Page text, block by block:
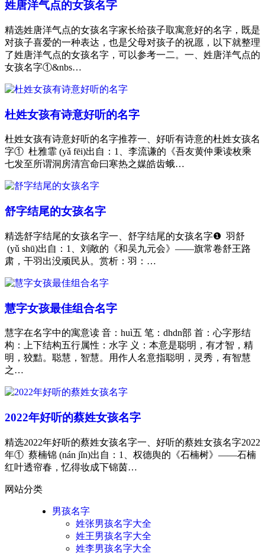
姓唐洋气点的女孩名字
精选姓唐洋气点的女孩名字家长给孩子取寓意好的名字，既是
对孩子喜爱的一种表达，也是父母对孩子的祝愿，以下就整理
了姓唐洋气点的女孩名字，可以参考一二。一、姓唐洋气点的
女孩名字①&nbs…
杜姓女孩有诗意好听的名字
杜姓女孩有诗意好听的名字推荐一、好听有诗意的杜姓女孩名
字① 杜雅霏 (yǎ fēi)出自：1、李流谦的《吾友黄仲秉读枚乘
七发至所谓洞房清宫命曰寒热之媒皓齿蛾…
舒字结尾的女孩名字
精选舒字结尾的女孩名字一、舒字结尾的女孩名字❶ 羽舒
(yǔ shū)出自：1、刘敞的《和吴九元会》——旗常卷舒王路
肃，干羽出没顽民从。赏析：羽：…
慧字女孩最佳组合名字
慧字在名字中的寓意读 音：huì五 笔：dhdn部 首：心字形结
构：上下结构五行属性：水字 义：本意是聪明，有才智，精
明，狡黠。聪慧，智慧。用作人名意指聪明，灵秀，有智慧
之…
2022年好听的蔡姓女孩名字
精选2022年好听的蔡姓女孩名字一、好听的蔡姓女孩名字2022
年① 蔡楠锦 (nán jǐn)出自：1、权德舆的《石楠树》——石楠
红叶透帘春，忆得妆成下锦茵…
网站分类
男孩名字
姓张男孩名字大全
姓王男孩名字大全
姓李男孩名字大全